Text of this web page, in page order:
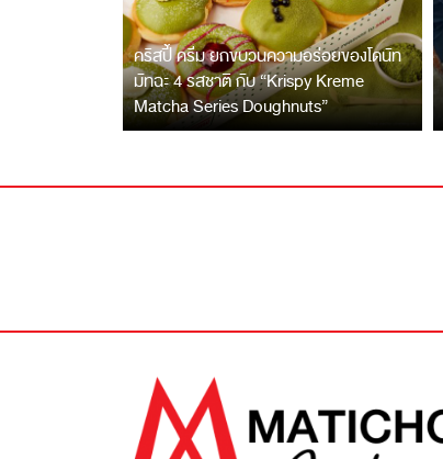
คริสปี้ ครีม ยกขบวนความอร่อยของโดนัท
มัทฉะ 4 รสชาติ กับ “Krispy Kreme
Matcha Series Doughnuts”